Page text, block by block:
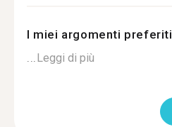
I miei argomenti preferiti
...Leggi di più